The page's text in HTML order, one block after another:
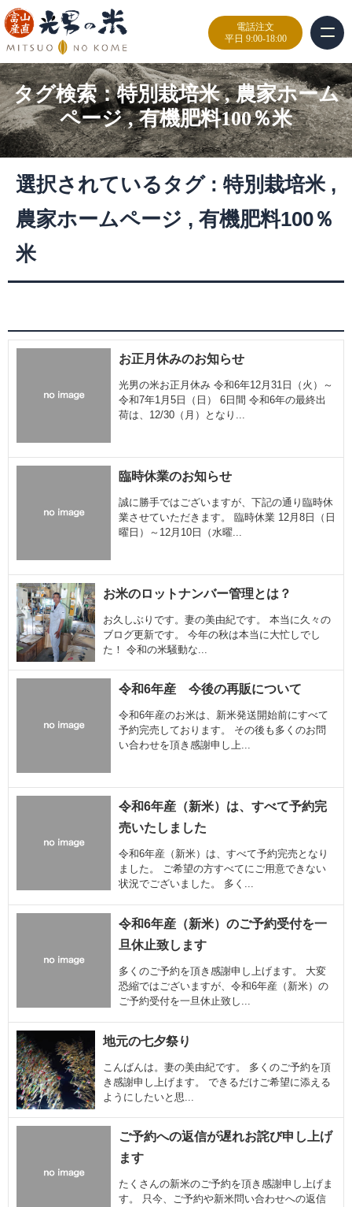
電話注文
平日 9:00-18:00
タグ検索：特別栽培米,農家ホーム
ページ,有機肥料100％米
選択されているタグ : 特別栽培米,
農家ホームページ , 有機肥料100％
米
お正月休みのお知らせ
光男の米お正月休み 令和6年12月31日（火）～
令和7年1月5日（日） 6日間 令和6年の最終出
荷は、12/30（月）となり...
臨時休業のお知らせ
誠に勝手ではございますが、下記の通り臨時休
業させていただきます。 臨時休業 12月8日（日
曜日）～12月10日（水曜...
お米のロットナンバー管理とは？
お久しぶりです。妻の美由紀です。 本当に久々の
ブログ更新です。 今年の秋は本当に大忙しでし
た！ 令和の米騒動な...
令和6年産 今後の再販について
令和6年産のお米は、新米発送開始前にすべて
予約完売しております。 その後も多くのお問
い合わせを頂き感謝申し上...
令和6年産（新米）は、すべて予約完
売いたしました
令和6年産（新米）は、すべて予約完売となり
ました。 ご希望の方すべてにご用意できない
状況でございました。 多く...
令和6年産（新米）のご予約受付を一
旦休止致します
多くのご予約を頂き感謝申し上げます。 大変
恐縮ではございますが、令和6年産（新米）の
ご予約受付を一旦休止致し...
地元の七夕祭り
こんばんは。妻の美由紀です。 多くのご予約を頂
き感謝申し上げます。 できるだけご希望に添える
ようにしたいと思...
ご予約への返信が遅れお詫び申し上げ
ます
たくさんの新米のご予約を頂き感謝申し上げま
す。 只今、ご予約や新米問い合わせへの返信